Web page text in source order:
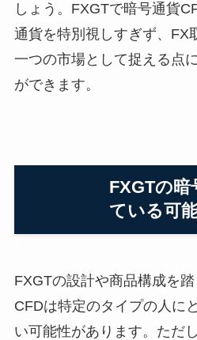
しょう。FXGTで暗号通貨
通貨を特別視しすぎず、FX
一つの市場として捉える点
ができます。
FXGTの
ている可
FXGTの設計や商品構成を
CFDは特定のタイプの人に
い可能性があります。ただ